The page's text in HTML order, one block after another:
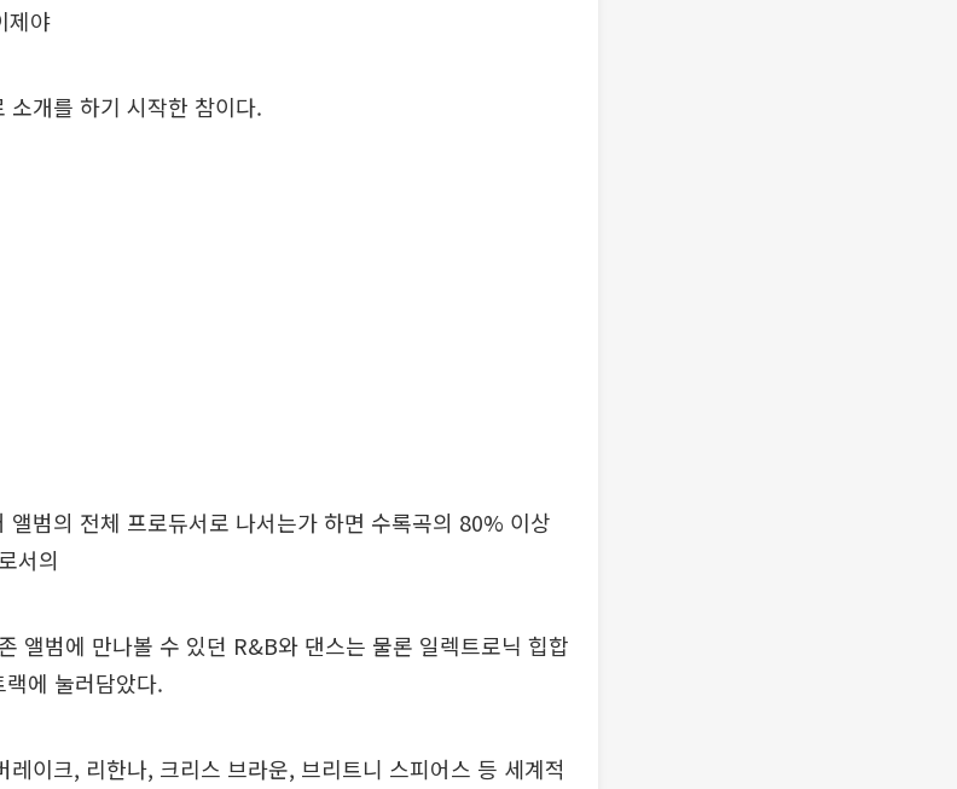
제야
소개를 하기 시작한 참이다.
앨범의 전체 프로듀서로 나서는가 하면 수록곡의 80% 이상
서의
앨범에 만나볼 수 있던 R&B와 댄스는 물론 일렉트로닉 힙합
에 눌러담았다.
이크, 리한나, 크리스 브라운, 브리트니 스피어스 등 세계적